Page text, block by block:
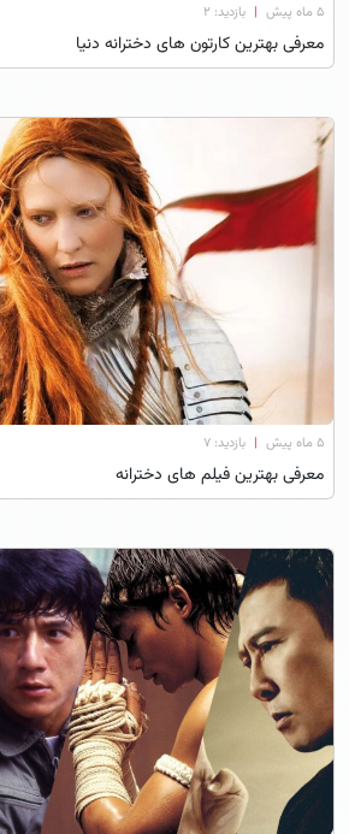
۵ ماه پیش | بازدید: 2
معرفی بهترین کارتون های دخترانه دنیا
۵ ماه پیش | بازدید: 7
معرفی بهترین فیلم های دخترانه